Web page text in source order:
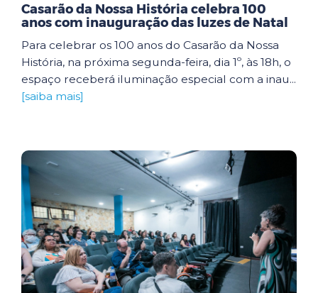
Casarão da Nossa História celebra 100
anos com inauguração das luzes de Natal
Para celebrar os 100 anos do Casarão da Nossa
História, na próxima segunda-feira, dia 1º, às 18h, o
espaço receberá iluminação especial com a inau...
[saiba mais]